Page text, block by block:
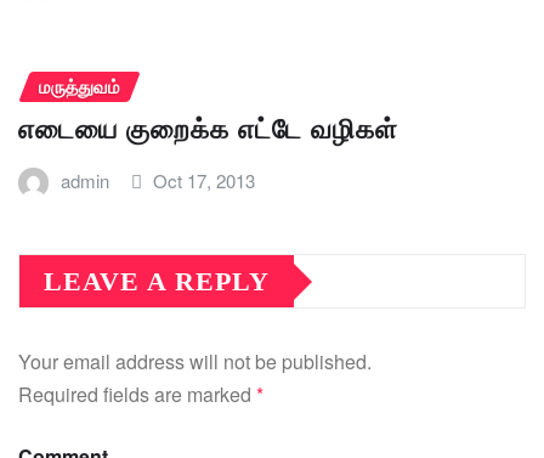
மருத்துவம்
எடையை குறைக்க எட்டே வழிகள்
admin Oct 17, 2013
LEAVE A REPLY
Your email address will not be published.
Required fields are marked *